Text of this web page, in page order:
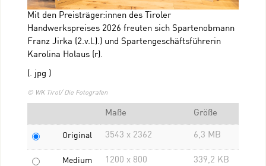
Mit den Preisträger:innen des Tiroler
Handwerkspreises 2026 freuten sich Spartenobmann
Franz Jirka (2.v.l.).) und Spartengeschäftsführerin
Karolina Holaus (r).
(. jpg )
© WK Tirol/ Die Fotografen
Maße Größe
Original 3543 x 2362 6,3 MB
Medium 1200 x 800 339,2 KB